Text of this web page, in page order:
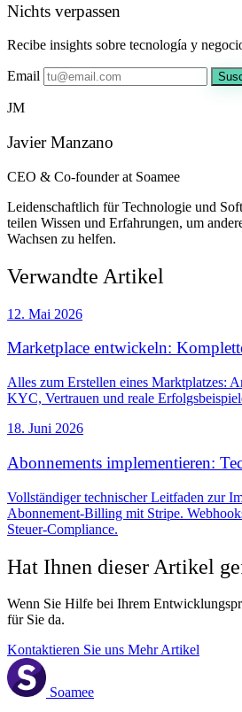
Nichts verpassen
Recibe insights sobre tecnología y
Email
JM
Javier Manzano
CEO & Co-founder at Soamee
Leidenschaftlich für Technologie und
teilen Wissen und Erfahrungen, um
Wachsen zu helfen.
Verwandte Artikel
12. Mai 2026
Marketplace entwickeln:
Alles zum Erstellen eines Marktplatzes:
KYC, Vertrauen und reale
18. Juni 2026
Abonnements implementieren:
Vollständiger technischer Leitfaden zur
Abonnement-Billing mit Stripe.
Steuer-Compliance.
Hat Ihnen dieser Artikel
Wenn Sie Hilfe bei Ihrem
für Sie da.
Kontaktieren Sie uns Mehr Artikel
Soamee